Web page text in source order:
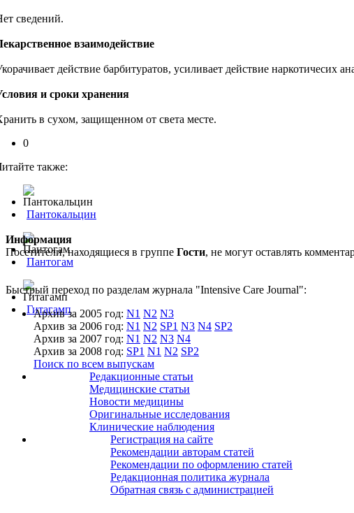
сведений.
взаимодействие
действие барбитуратов, усиливает действие наркотичесих
и сроки хранения
в сухом, защищенном от света месте.
0
также:
Пантокальцин
Пантогам
Гитагамп
Информация
Посетители, находящиеся в группе Гости, не могут оставлять
Быстрый переход по разделам журнала "Intensive Care Journal":
Архив за 2005 год: N1 N2 N3
Архив за 2006 год: N1 N2 SP1 N3 N4 SP2
Архив за 2007 год: N1 N2 N3 N4
Архив за 2008 год: SP1 N1 N2 SP2
Поиск по всем выпускам
Редакционные статьи
Медицинские статьи
Новости медицины
Оригинальные исследования
Клинические наблюдения
Регистрация на сайте
Рекомендации авторам статей
Рекомендации по оформлению статей
Редакционная политика журнала
Обратная связь с администрацией